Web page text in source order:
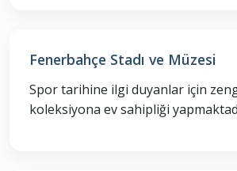
Fenerbahçe Stadı ve Müzesi
Spor tarihine ilgi duyanlar için
koleksiyona ev sahipliği